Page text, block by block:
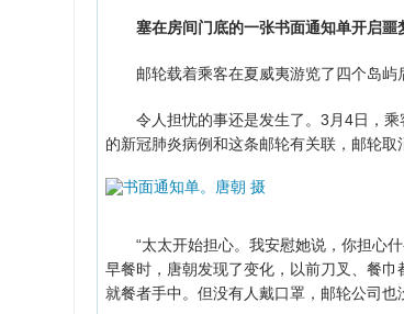
塞在房间门底的一张书面通知单开启噩
邮轮载着乘客在夏威夷游览了四个岛屿
令人担忧的事还是发生了。3月4日，乘
的新冠肺炎病例和这条邮轮有关联，邮轮取
“太太开始担心。我安慰她说，你担心什
早餐时，唐朝发现了变化，以前刀叉、餐
就餐者手中。但没有人戴口罩，邮轮公司也